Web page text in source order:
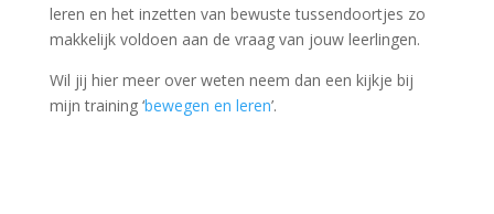
leren en het inzetten van bewuste tussendoortjes zo
makkelijk voldoen aan de vraag van jouw leerlingen.
Wil jij hier meer over weten neem dan een kijkje bij
mijn training ‘bewegen en leren’.